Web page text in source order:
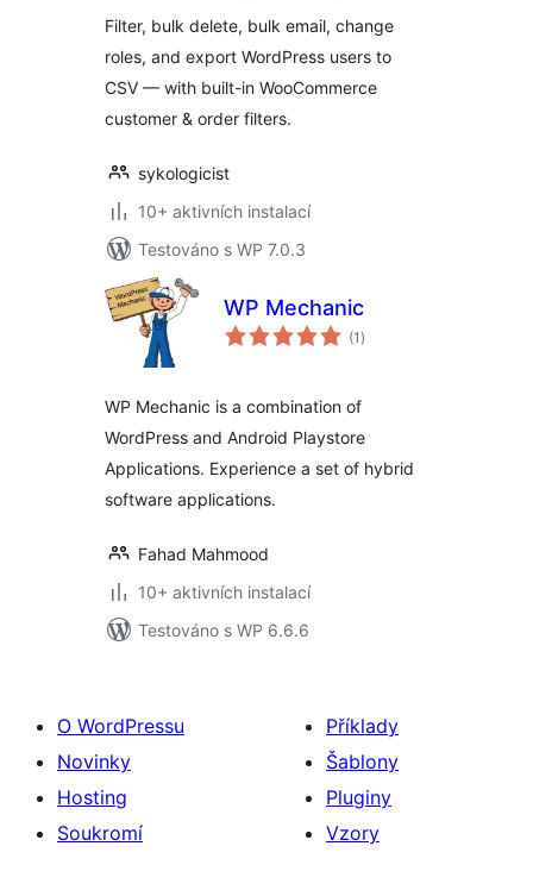
WordPress Users
Filter, bulk delete, bulk email, change
roles, and export WordPress users to
CSV — with built-in WooCommerce
customer & order filters.
sykologicist
10+ aktivních instalací
Testováno s WP 7.0.3
WP Mechanic
(1 celkové
hodnocení
)
WP Mechanic is a combination of
WordPress and Android Playstore
Applications. Experience a set of hybrid
software applications.
Fahad Mahmood
10+ aktivních instalací
Testováno s WP 6.6.6
O WordPressu
Novinky
Hosting
Soukromí
Příklady
Šablony
Pluginy
Vzory